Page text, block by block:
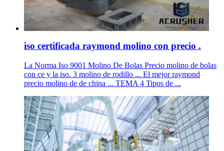
iso certificada raymond molino con precio .
La Norma Iso 9001 Molino De Bolas Precio molino de bolas
con ce y la iso. 3 molino de rodillo ... El mejor raymond
precio molino de de china ... TEMA 4 Tipos de ...